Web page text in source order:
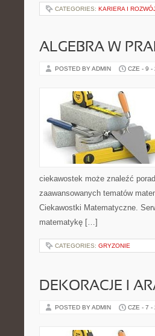
CATEGORIES: KARIERA I
ALGEBRA W
POSTED BY ADMIN CZE - 9 -
ciekawostek może znaleźć
zaawansowanych tematów
Ciekawostki Matematyczne.
matematykę […]
CATEGORIES: GRYZONIE
DEKORACJE I
POSTED BY ADMIN CZE - 7 -